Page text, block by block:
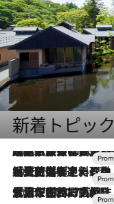
新着トピッ
2026.7.31
【ホテル帰省】という選択肢をOMOが提案。家族とほどよい距離を保つには「昼は実家、夜は気兼ねなくホテルで！」
2026.7.24
【夏限定ディナーコース】旬を迎える稚鮎や花ズッキーニなどをイタリア・トスカーナの郷土料理の手法で満喫！
2026.7.17
「土佐和ハーブかき氷」がOMO7高知に登場！生姜、山椒、大葉など目にも舌にも涼を呼ぶ郷土の味